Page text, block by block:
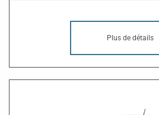
Plus de détails